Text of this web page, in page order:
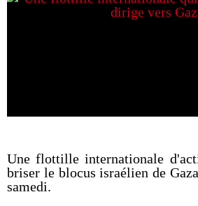
Une flottille internationale
briser le blocus israélien de
samedi.